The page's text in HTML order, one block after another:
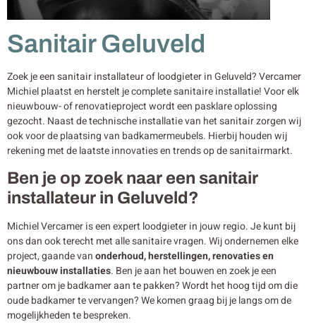
Sanitair Geluveld
Zoek je een sanitair installateur of loodgieter in Geluveld? Vercamer
Michiel plaatst en herstelt je complete sanitaire installatie! Voor elk
nieuwbouw- of renovatieproject wordt een pasklare oplossing
gezocht. Naast de technische installatie van het sanitair zorgen wij
ook voor de plaatsing van badkamermeubels. Hierbij houden wij
rekening met de laatste innovaties en trends op de sanitairmarkt.
Ben je op zoek naar een sanitair
installateur in Geluveld?
Michiel Vercamer is een expert loodgieter in jouw regio. Je kunt bij
ons dan ook terecht met alle sanitaire vragen. Wij ondernemen elke
project, gaande vanonderhoud, herstellingen, renovaties en
nieuwbouwinstallaties. Ben je aan het bouwen en zoek je een
partner om je badkamer aan te pakken? Wordt het hoog tijd om die
oude badkamer te vervangen? We komen graag bij je langs om de
mogelijkheden te bespreken.